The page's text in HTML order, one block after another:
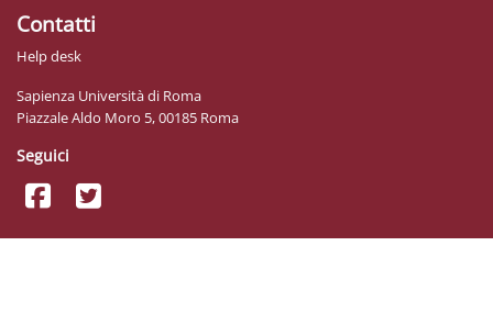
Contatti
Help desk
Sapienza Università di Roma
Piazzale Aldo Moro 5, 00185 Roma
Seguici